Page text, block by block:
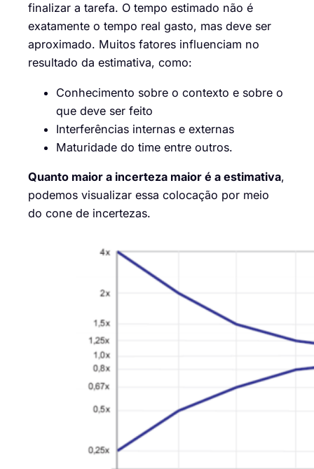
finalizar a tarefa. O tempo estimado não é
exatamente o tempo real gasto, mas deve ser
aproximado. Muitos fatores influenciam no
resultado da estimativa, como:
Conhecimento sobre o contexto e sobre o
que deve ser feito
Interferências internas e externas
Maturidade do time entre outros.
Quanto maior a incerteza maior é a estimativa,
podemos visualizar essa colocação por meio
do cone de incertezas.